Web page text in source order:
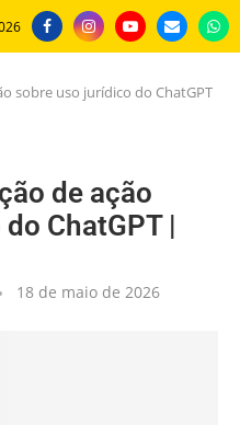
sobre uso jurídico do ChatGPT
de ação
ChatGPT |
18 de maio de 2026